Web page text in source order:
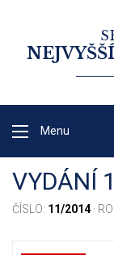
Menu
VYDÁNÍ
ČÍSLO: 11/2014·